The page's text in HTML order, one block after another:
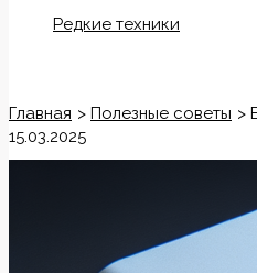
Редкие техники
Главная Полезные советы
15.03.2025